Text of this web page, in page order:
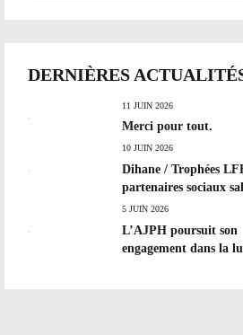
DERNIÈRES
11 JUIN 2026
Merci pour tout.
10 JUIN 2026
Dihane / Trophées
partenaires sociaux
années de progrès
efforts à poursuivre !
5 JUIN 2026
L’AJPH poursuit son
engagement dans la